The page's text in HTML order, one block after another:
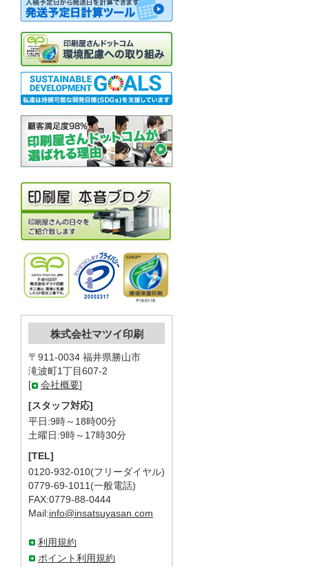
株式会社マツイ印刷
〒911-0034 福井県勝山市
滝波町1丁目607-2
[
会社概要]
[スタッフ対応]
平日:9時～18時00分
土曜日:9時～17時30分
[TEL]
0120-932-010(フリーダイヤル)
0779-69-1011(一般電話)
FAX:0779-88-0444
Mail:info@insatsuyasan.com
利用規約
ポイント利用規約